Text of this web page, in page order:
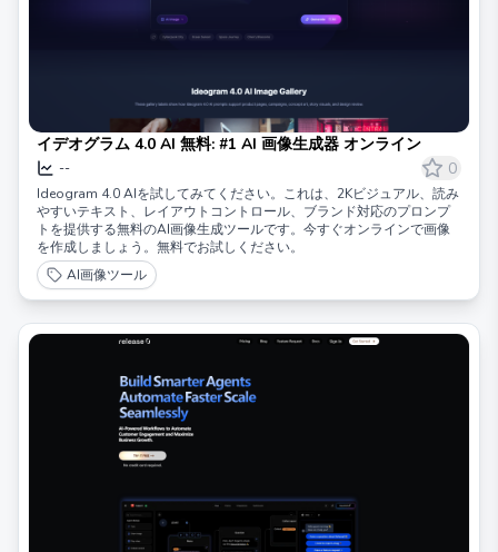
イデオグラム 4.0 AI 無料: #1 AI 画像生成器 オンライン
-- 0
Ideogram 4.0 AIを試してみてください。これは、2Kビジュアル、読み
やすいテキスト、レイアウトコントロール、ブランド対応のプロンプ
トを提供する無料のAI画像生成ツールです。今すぐオンラインで画像
を作成しましょう。無料でお試しください。
AI画像ツール